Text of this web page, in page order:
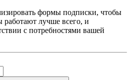
формы подписки, чтобы
работают лучше всего, и
с потребностями вашей